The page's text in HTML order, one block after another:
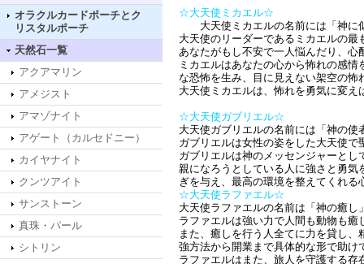
オラクルカードポーチとク
リスタルポーチ
天然石一覧
アクアマリン
アメジスト
アマゾナイト
アゲート（カルセドニー）
カイヤナイト
クンツアイト
サンストーン
真珠・パール
シトリン
☆大天使ミカエル☆
大天使ミカエルの名前には「神に
大天使のリーダーであるミカエルの
あなたがもし不安で一人悩んだり、
ミカエルはあなたの心から怖れの感
な恐怖を生み、目に見えない架空の
大天使ミカエルは、怖れを勇気に
☆大天使ガブリエル☆
大天使ガブリエルの名前には「神の
ガブリエルは女性の姿をした大天使
ガブリエルは神のメッセンジャーと
親になろうとしている人に強さと勇
ぎを与え、最高の環境を整えてくれる
☆大天使ラファエル☆
大天使ラファエルの名前は「神の癒し
ラファエルは強い力で人間も動物も癒
また、癒しを行う人全てに力を貸し
強方法から開業まで具体的な形で助け
ラファエルはまた、旅人を守護する